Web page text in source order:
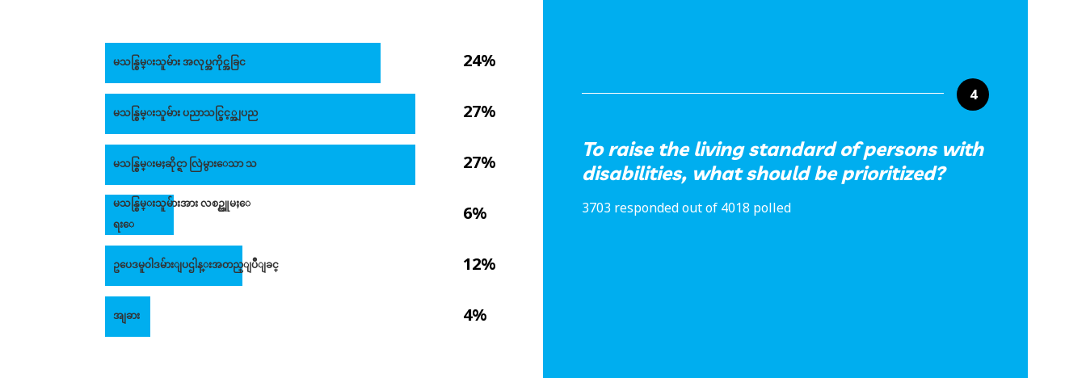
4
To raise the living standard of persons with
disabilities, what should be prioritized?
3703 responded out of 4018 polled
24%
27%
27%
6%
12%
4%
မသန္စြမ္းသူမ်ား အလုပ္အကိုင္အခြင
မသန္စြမ္းသူမ်ား ပညာသင္ခြင့္အျပည
မသန္စြမ္းမႈဆိုင္ရာ လြဲမွားေသာ သ
မသန္စြမ္းသူမ်ားအား လစဥ္လူမႈေ
ရးေ
ဥပေဒမူ၀ါဒမ်ားျပဌါန္းအတည္ျပဳျခင္
အျခား